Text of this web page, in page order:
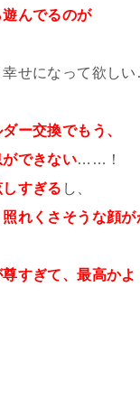
遊んでるのが
幸せになって欲し
ー交換でもう、
できない……！
すぎる し、
れくさそうな顔が
すぎて、最高かよ